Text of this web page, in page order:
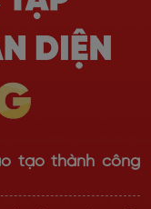
tạo thành công